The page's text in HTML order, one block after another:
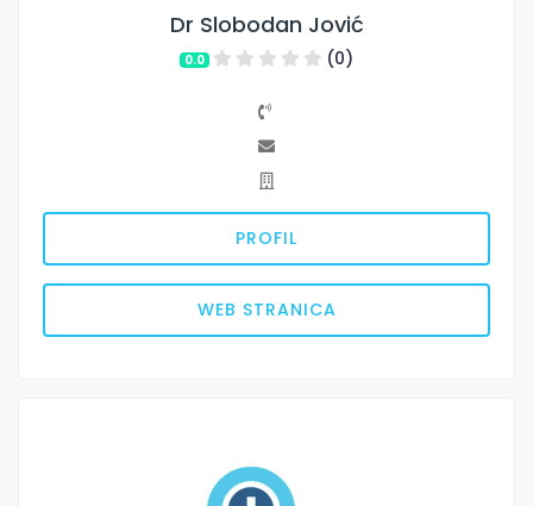
Dr Slobodan Jović
0.0 (0)
PROFIL
WEB STRANICA